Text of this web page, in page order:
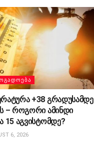
+38 გრადუსამდე
– როგორი ამინდი
15 აგვისტომდე?
6, 2026